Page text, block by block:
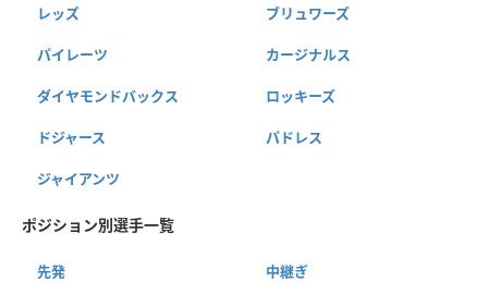
レッズ ブリュワーズ
パイレーツ カージナルス
ダイヤモンドバックス ロッキーズ
ドジャース パドレス
ジャイアンツ
ポジション別選手一覧
先発 中継ぎ